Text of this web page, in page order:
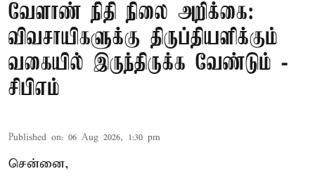
வேளாண் நிதி நிலை அறிக்கை:
விவசாயிகளுக்கு திருப்தியளிக்கும்
வகையில் இருந்திருக்க வேண்டும் -
சிபிஎம்
Published on: 06 Aug 2026, 1:30 pm
சென்னை,